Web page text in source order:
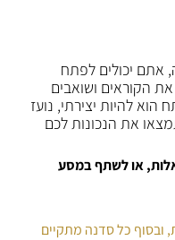
אתם יכולים לפתח
הקוראים ושואבים
להיות יצירתי, נועז
את הנכונות לכם
או לשתף במסע
ובסוף כל סדנה מתקיים